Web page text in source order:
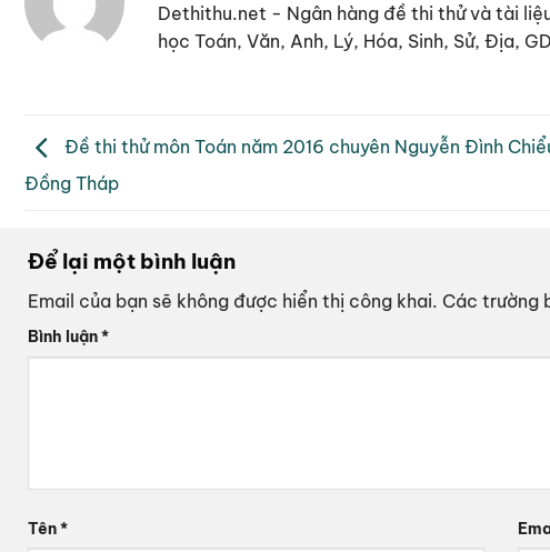
Dethithu.net - Ngân hàng đề thi thử và tài
học Toán, Văn, Anh, Lý, Hóa, Sinh, Sử, Địa,
Đề thi thử môn Toán năm 2016 chuyên Nguyễn Đình
Đồng Tháp
Để lại một bình luận
Email của bạn sẽ không được hiển thị công khai. Các trường
Bình luận*
Tên*